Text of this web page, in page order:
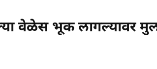
वेळेस भूक लागल्यावर